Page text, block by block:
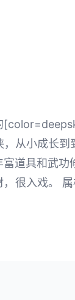
从小成长
道具和武
，很入戏。